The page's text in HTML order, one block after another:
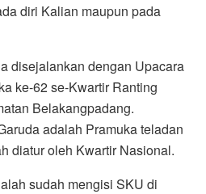
diri Kalian maupun pada
disejalankan dengan Upacara
ke-62 se-Kwartir Ranting
Belakangpadang.
adalah Pramuka teladan
diatur oleh Kwartir Nasional.
sudah mengisi SKU di